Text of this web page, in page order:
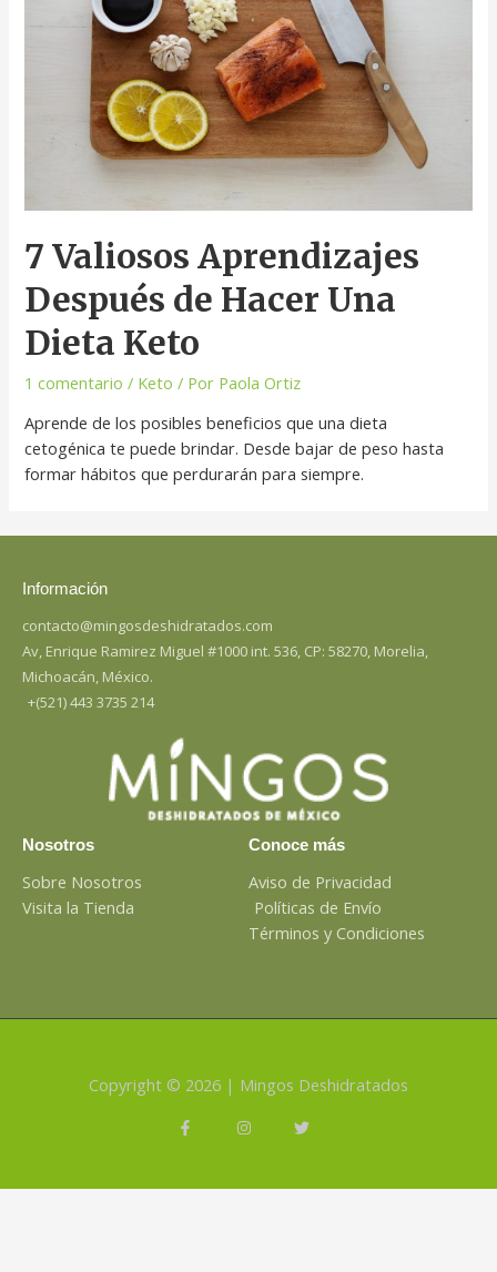
7 Valiosos Aprendizajes
Después de Hacer Una
Dieta Keto
1 comentario / Keto / Por Paola Ortiz
Aprende de los posibles beneficios que una dieta
cetogénica te puede brindar. Desde bajar de peso hasta
formar hábitos que perdurarán para siempre.
Información
contacto@mingosdeshidratados.com
Av, Enrique Ramirez Miguel #1000 int. 536, CP: 58270, Morelia,
Michoacán, México.
+(521) 443 3735 214
Nosotros
Sobre Nosotros
Visita la Tienda
Conoce más
Aviso de Privacidad
Políticas de Envío
Términos y Condiciones
Copyright © 2026 | Mingos Deshidratados